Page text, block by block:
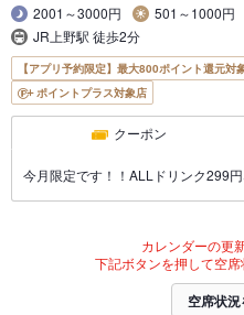
2001～3000円
501～1000円
JR上野駅 徒歩2分
【アプリ予約限定】最大800ポイント還元対
ポイントプラス対象店
クーポン
今月限定です！！ALLドリンク299
カレンダーの更
下記ボタンを押して空席
空席状